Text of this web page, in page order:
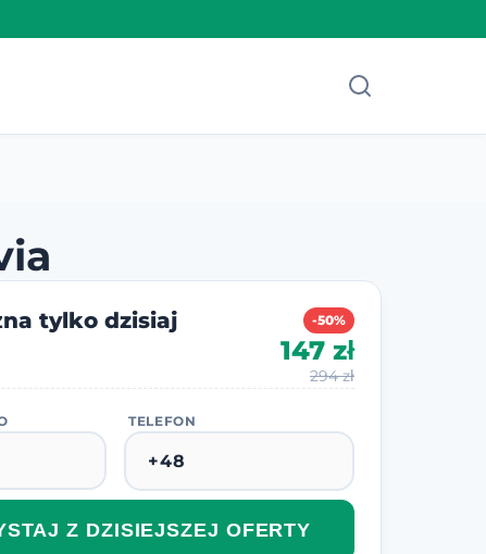
tylko dzisiaj -50%
147 zł
294 zł
TELEFON
Z DZISIEJSZEJ OFERTY